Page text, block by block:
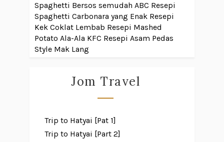
Spaghetti Bersos semudah ABC Resepi
Spaghetti Carbonara yang Enak Resepi
Kek Coklat Lembab Resepi Mashed
Potato Ala-Ala KFC Resepi Asam Pedas
Style Mak Lang
Jom Travel
Trip to Hatyai [Pat 1]
Trip to Hatyai [Part 2]